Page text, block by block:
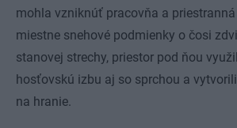
mohla vzniknúť pracovňa a
miestne snehové podmienky o čosi
stanovej strechy, priestor pod ňou
hosťovskú izbu aj so sprchou a
na hranie.